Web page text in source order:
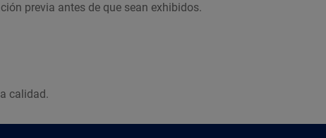
previa antes de que sean exhibidos.
calidad.